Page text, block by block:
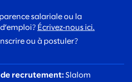
salariale ou la
Écrivez‑nous ici.
ou à postuler?
de recrutement: Slalom